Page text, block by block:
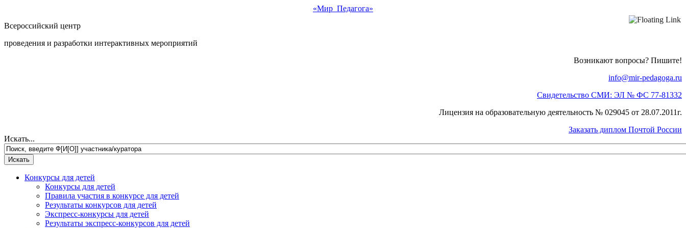
«Мир Педагога»
Всероссийский центр
проведения и разработки интерактивных мероприятий
Возникают вопросы? Пишите!
info@mir-pedagoga.ru
Свидетельство СМИ: ЭЛ № ФС 77-81332
Лицензия на образовательную деятельность № 029045 от 28.07.2011г.
Заказать диплом Почтой России
Искать...
Конкурсы для детей
Конкурсы для детей
Правила участия в конкурсе для детей
Результаты конкурсов для детей
Экспресс-конкурсы для детей
Результаты экспресс-конкурсов для детей